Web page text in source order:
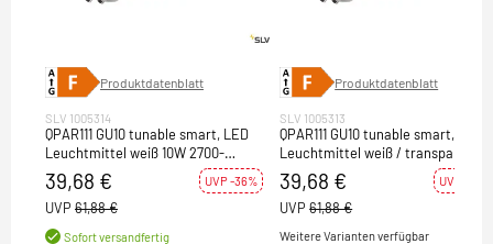
Produktdatenblatt
SLV 1005314
QPAR111 GU10 tunable smart, LED
Leuchtmittel weiß 10W 2700-
6500K CRI90 40°
39,68 € UVP -36%
UVP 61,88 €
Sofort versandfertig
Produktdatenblatt
SLV 1005313
QPAR111 GU10 tunable smart, LED
Leuchtmittel weiß / transparent
10W 2700-6500K CRI90 25°
39,68 € UVP -36%
UVP 61,88 €
Weitere Varianten verfügbar